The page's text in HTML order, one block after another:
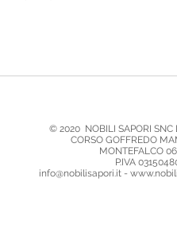
© 2020 ​ NOBILI SAPORI SNC
CORSO GOFFREDO
MONTEFALCO
P.IVA
info@nobilisapori.it -